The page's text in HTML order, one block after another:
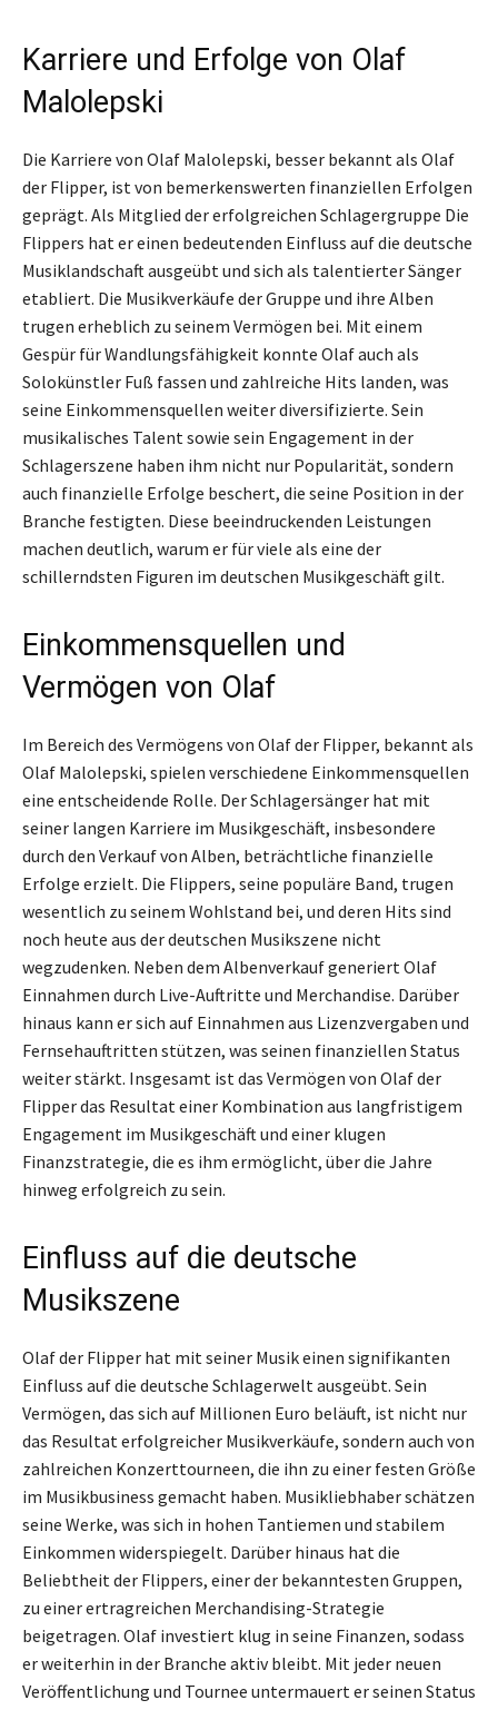
Karriere und Erfolge von Olaf
Malolepski
Die Karriere von Olaf Malolepski, besser bekannt als Olaf
der Flipper, ist von bemerkenswerten finanziellen Erfolgen
geprägt. Als Mitglied der erfolgreichen Schlagergruppe Die
Flippers hat er einen bedeutenden Einfluss auf die deutsche
Musiklandschaft ausgeübt und sich als talentierter Sänger
etabliert. Die Musikverkäufe der Gruppe und ihre Alben
trugen erheblich zu seinem Vermögen bei. Mit einem
Gespür für Wandlungsfähigkeit konnte Olaf auch als
Solokünstler Fuß fassen und zahlreiche Hits landen, was
seine Einkommensquellen weiter diversifizierte. Sein
musikalisches Talent sowie sein Engagement in der
Schlagerszene haben ihm nicht nur Popularität, sondern
auch finanzielle Erfolge beschert, die seine Position in der
Branche festigten. Diese beeindruckenden Leistungen
machen deutlich, warum er für viele als eine der
schillerndsten Figuren im deutschen Musikgeschäft gilt.
Einkommensquellen und
Vermögen von Olaf
Im Bereich des Vermögens von Olaf der Flipper, bekannt als
Olaf Malolepski, spielen verschiedene Einkommensquellen
eine entscheidende Rolle. Der Schlagersänger hat mit
seiner langen Karriere im Musikgeschäft, insbesondere
durch den Verkauf von Alben, beträchtliche finanzielle
Erfolge erzielt. Die Flippers, seine populäre Band, trugen
wesentlich zu seinem Wohlstand bei, und deren Hits sind
noch heute aus der deutschen Musikszene nicht
wegzudenken. Neben dem Albenverkauf generiert Olaf
Einnahmen durch Live-Auftritte und Merchandise. Darüber
hinaus kann er sich auf Einnahmen aus Lizenzvergaben und
Fernsehauftritten stützen, was seinen finanziellen Status
weiter stärkt. Insgesamt ist das Vermögen von Olaf der
Flipper das Resultat einer Kombination aus langfristigem
Engagement im Musikgeschäft und einer klugen
Finanzstrategie, die es ihm ermöglicht, über die Jahre
hinweg erfolgreich zu sein.
Einfluss auf die deutsche
Musikszene
Olaf der Flipper hat mit seiner Musik einen signifikanten
Einfluss auf die deutsche Schlagerwelt ausgeübt. Sein
Vermögen, das sich auf Millionen Euro beläuft, ist nicht nur
das Resultat erfolgreicher Musikverkäufe, sondern auch von
zahlreichen Konzerttourneen, die ihn zu einer festen Größe
im Musikbusiness gemacht haben. Musikliebhaber schätzen
seine Werke, was sich in hohen Tantiemen und stabilem
Einkommen widerspiegelt. Darüber hinaus hat die
Beliebtheit der Flippers, einer der bekanntesten Gruppen,
zu einer ertragreichen Merchandising-Strategie
beigetragen. Olaf investiert klug in seine Finanzen, sodass
er weiterhin in der Branche aktiv bleibt. Mit jeder neuen
Veröffentlichung und Tournee untermauert er seinen Status